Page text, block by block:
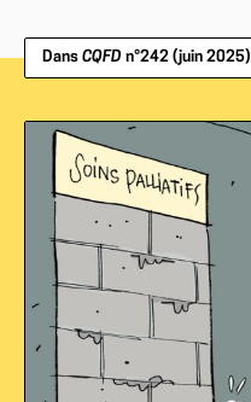
Dans CQFD n°242 (juin 2025)